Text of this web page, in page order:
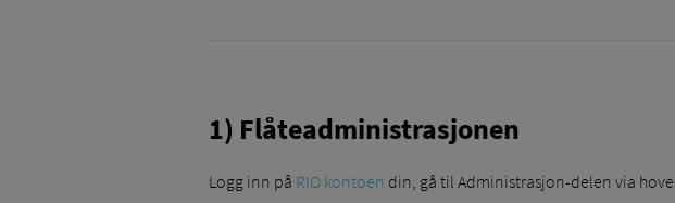
1) Flåteadministrasjonen
Logg inn på RIO kontoen din, gå til Administrasjon-delen via